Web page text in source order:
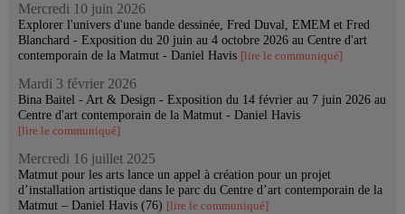
Mercredi 10 juin 2026
Explorer l'univers d'une bande dessinée, Fred Duval, EMEM et Fred
Blanchard - Exposition du 20 juin au 4 octobre 2026 au Centre d'art
contemporain de la Matmut - Daniel Havis [lire le communiqué]
Mardi 3 février 2026
Bina Baitel - Art & Design - Exposition du 14 février au 7 juin 2026 au
Centre d'art contemporain de la Matmut - Daniel Havis
[lire le communiqué]
Mercredi 16 juillet 2025
Matmut pour les arts lance un appel à création pour un projet
d’installation artistique dans le parc du Centre d’art contemporain de la
Matmut – Daniel Havis (76) [lire le communiqué]